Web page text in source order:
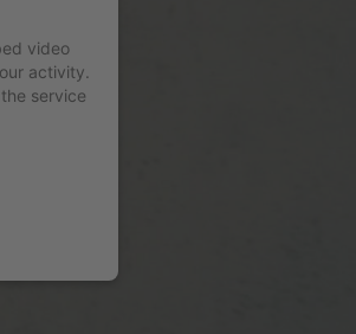
video
activity.
service